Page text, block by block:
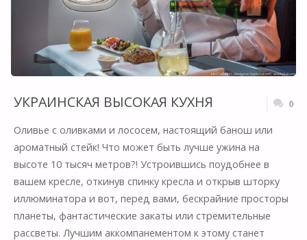
BY
AIRBUS”
[ФОТО]"
УКРАИНСКАЯ ВЫСОКАЯ КУХНЯ 0
Оливье с оливками и лососем, настоящий банош или
ароматный стейк! Что может быть лучше ужина на
высоте 10 тысяч метров?! Устроившись поудобнее в
вашем кресле, откинув спинку кресла и открыв шторку
иллюминатора и вот, перед вами, бескрайние просторы
планеты, фантастические закаты или стремительные
рассветы. Лучшим аккомпанементом к этому станет